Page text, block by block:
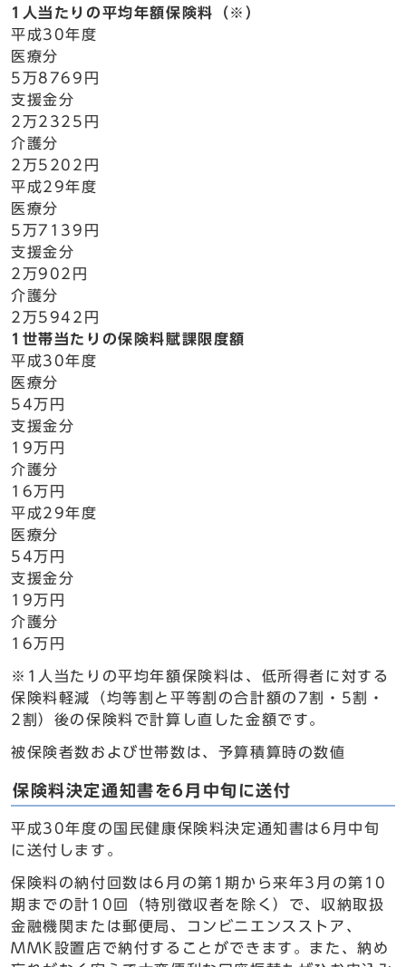
1人当たりの平均年額保険料（※）
平成30年度
医療分
5万8769円
支援金分
2万2325円
介護分
2万5202円
平成29年度
医療分
5万7139円
支援金分
2万902円
介護分
2万5942円
1世帯当たりの保険料賦課限度額
平成30年度
医療分
54万円
支援金分
19万円
介護分
16万円
平成29年度
医療分
54万円
支援金分
19万円
介護分
16万円
※1人当たりの平均年額保険料は、低所得者に対する
保険料軽減（均等割と平等割の合計額の7割・5割・
2割）後の保険料で計算し直した金額です。
被保険者数および世帯数は、予算積算時の数値
保険料決定通知書を6月中旬に送付
平成30年度の国民健康保険料決定通知書は6月中旬
に送付します。
保険料の納付回数は6月の第1期から来年3月の第10
期までの計10回（特別徴収者を除く）で、収納取扱
金融機関または郵便局、コンビニエンスストア、
MMK設置店で納付することができます。また、納め